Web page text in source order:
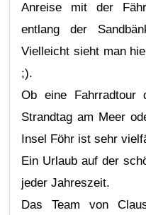
Anreise mit der
entlang der
Vielleicht sieht man
;).
Ob eine Fahrradtour
Strandtag am Meer
Insel Föhr ist sehr
Ein Urlaub auf der
jeder Jahreszeit.
Das Team von